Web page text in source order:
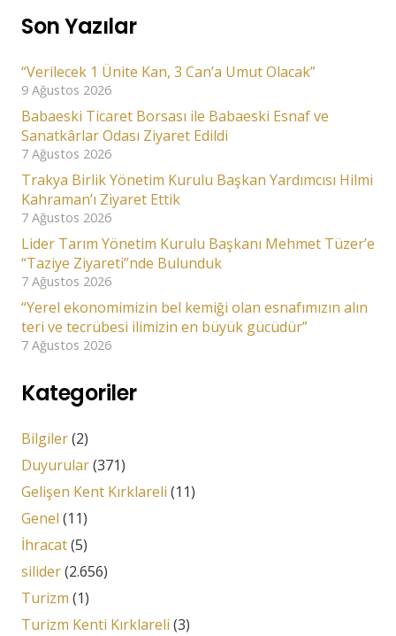
Son Yazılar
“Verilecek 1 Ünite Kan, 3 Can’a Umut Olacak”
9 Ağustos 2026
Babaeski Ticaret Borsası ile Babaeski Esnaf ve
Sanatkârlar Odası Ziyaret Edildi
7 Ağustos 2026
Trakya Birlik Yönetim Kurulu Başkan Yardımcısı Hilmi
Kahraman’ı Ziyaret Ettik
7 Ağustos 2026
Lider Tarım Yönetim Kurulu Başkanı Mehmet Tüzer’e
“Taziye Ziyareti”nde Bulunduk
7 Ağustos 2026
“Yerel ekonomimizin bel kemiği olan esnafımızın alın
teri ve tecrübesi ilimizin en büyük gücüdür”
7 Ağustos 2026
Kategoriler
Bilgiler(2)
Duyurular(371)
Gelişen Kent Kırklareli (11)
Genel (11)
İhracat(5)
silider(2.656)
Turizm (1)
Turizm Kenti Kırklareli (3)